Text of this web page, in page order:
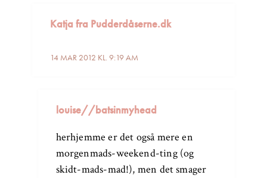
Katja fra Pudderdåserne.dk
14 MAR 2012 KL. 9:19 AM
louise//batsinmyhead
herhjemme er det også mere en
morgenmads-weekend-ting (og
skidt-mads-mad!), men det smager